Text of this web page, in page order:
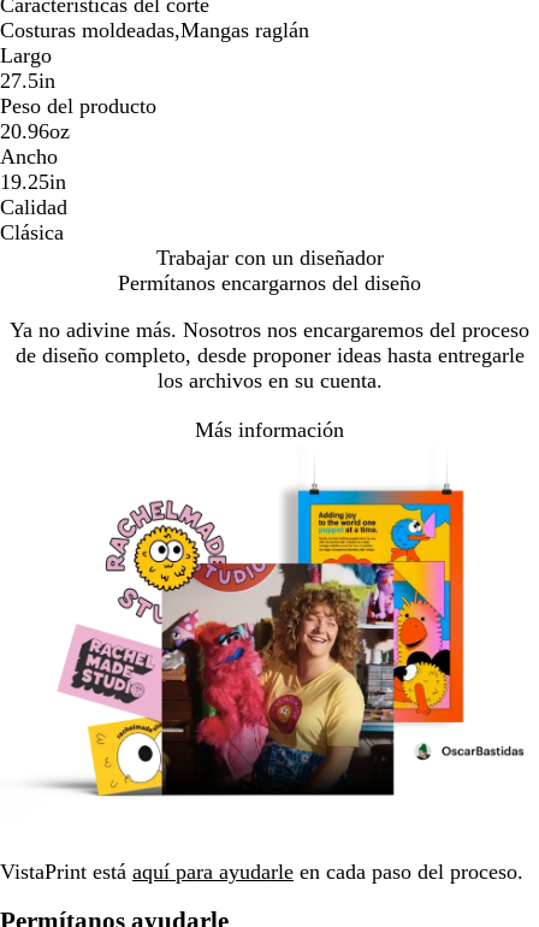
Características del corte
Costuras moldeadas,Mangas raglán
Largo
27.5in
Peso del producto
20.96oz
Ancho
19.25in
Calidad
Clásica
Trabajar con un diseñador
Permítanos encargarnos del diseño
Ya no adivine más. Nosotros nos encargaremos del proceso
de diseño completo, desde proponer ideas hasta entregarle
los archivos en su cuenta.
Más información
VistaPrint está aquí para ayudarle en cada paso del proceso.